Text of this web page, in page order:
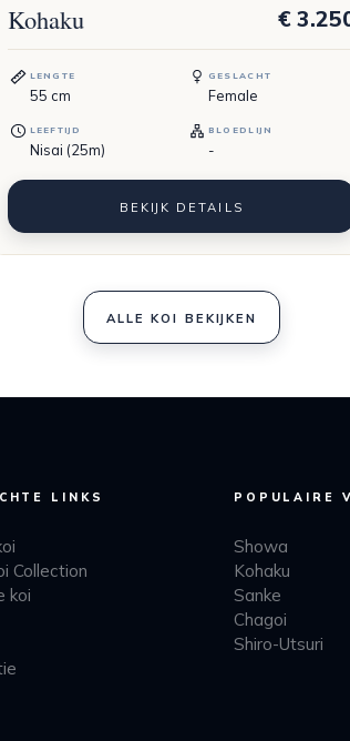
Kohaku €
LENGTE
55 cm
GESLACHT
Female
LEEFTIJD
Nisai (25m)
BLOEDLIJN
-
BEKIJK DETAILS
ALLE KOI BEKIJKEN
LINKS
Collection
koi
POPULAIRE
Showa
Kohaku
Sanke
Chagoi
Shiro-Utsuri